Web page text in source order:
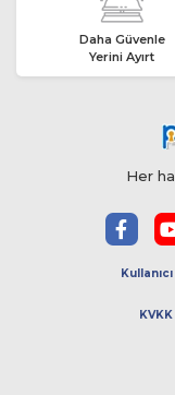
Daha Güvenle
Yerini Ayırt
Her